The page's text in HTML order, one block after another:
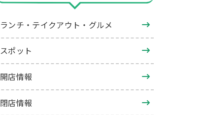
ランチ・テイクアウト・グルメ
スポット
開店情報
閉店情報